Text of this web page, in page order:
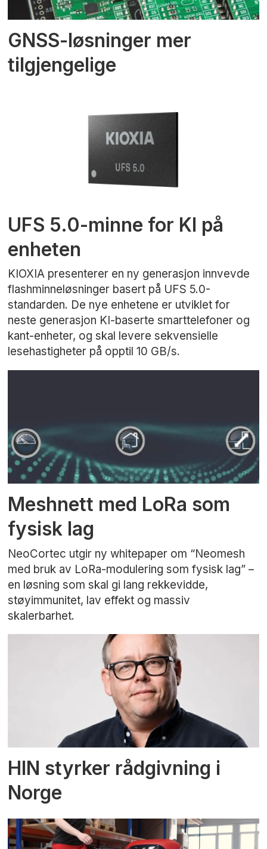
GNSS-løsninger mer
tilgjengelige
UFS 5.0-minne for KI på
enheten
KIOXIA presenterer en ny generasjon innvevde
flashminneløsninger basert på UFS 5.0-
standarden. De nye enhetene er utviklet for
neste generasjon KI-baserte smarttelefoner og
kant-enheter, og skal levere sekvensielle
lesehastigheter på opptil 10 GB/s.
Meshnett med LoRa som
fysisk lag
NeoCortec utgir ny whitepaper om “Neomesh
med bruk av LoRa-modulering som fysisk lag” –
en løsning som skal gi lang rekkevidde,
støyimmunitet, lav effekt og massiv
skalerbarhet.
HIN styrker rådgivning i
Norge